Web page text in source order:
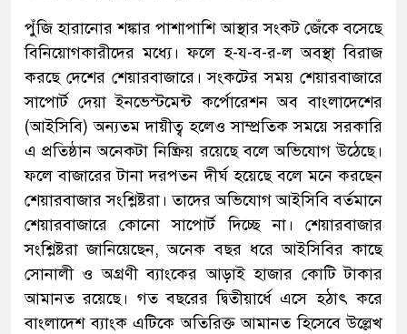
পুঁজি হারানোর শঙ্কার পাশাপাশি আস্থার সংকট জেঁকে বসেছে
বিনিয়োগকারীদের মধ্যে। ফলে হ-য-ব-র-ল অবস্থা বিরাজ
করছে দেশের শেয়ারবাজারে। সংকটের সময় শেয়ারবাজারে
সাপোর্ট দেয়া ইনভেস্টমেন্ট কর্পোরেশন অব বাংলাদেশের
(আইসিবি) অন্যতম দায়ীত্ব হলেও সাম্প্রতিক সময়ে সরকারি
এ প্রতিষ্ঠান অনেকটা নিষ্ক্রিয় রয়েছে বলে অভিযোগ উঠেছে।
ফলে বাজারের টানা দরপতন দীর্ঘ হয়েছে বলে মনে করছেন
শেয়ারবাজার সংশ্লিষ্টরা। তাদের অভিযোগ আইসিবি বর্তমানে
শেয়ারবাজারে কোনো সাপোর্ট দিচ্ছে না। শেয়ারবাজার
সংশ্লিষ্টরা জানিয়েছেন, অনেক বছর ধরে আইসিবির কাছে
সোনালী ও অগ্রণী ব্যাংকের আড়াই হাজার কোটি টাকার
আমানত রয়েছে। গত বছরের দ্বিতীয়ার্ধে এসে হঠাৎ করে
বাংলাদেশ ব্যাংক এটিকে অতিরিক্ত আমানত হিসেবে উল্লেখ